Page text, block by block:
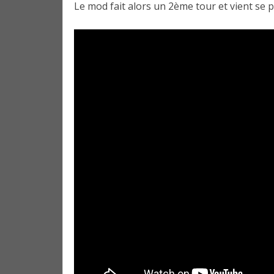
Le mod fait alors un 2ème tour et vient se